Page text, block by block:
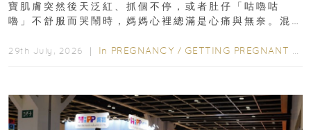
寶肌膚突然後天泛紅、抓個不停，或者肚仔「咕嚕咕
嚕」不舒服而哭鬧時，媽媽心裡總滿是心痛與無奈。混
29th July, 2026 ｜ In PREGNANCY / GETTING PREGNANT